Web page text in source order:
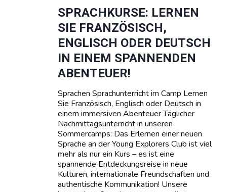
a
g
e
r
r
e
T
e
r
m
i
n
u
n
d
P
r
e
i
s
e
SPRACHKURSE: LERNEN
SIE FRANZÖSISCH,
ENGLISCH ODER DEUTSCH
IN EINEM SPANNENDEN
ABENTEUER!
Sprachen Sprachunterricht im Camp Lernen
Sie Französisch, Englisch oder Deutsch in
einem immersiven Abenteuer Täglicher
Nachmittagsunterricht in unseren
Sommercamps: Das Erlernen einer neuen
Sprache an der Young Explorers Club ist viel
mehr als nur ein Kurs – es ist eine
spannende Entdeckungsreise in neue
Kulturen, internationale Freundschaften und
authentische Kommunikation! Unsere